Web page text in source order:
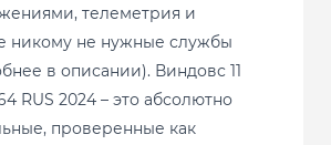
телеметрия и
никому не нужные службы
в описании). Виндовс 11
RUS 2024 – это абсолютно
проверенные как